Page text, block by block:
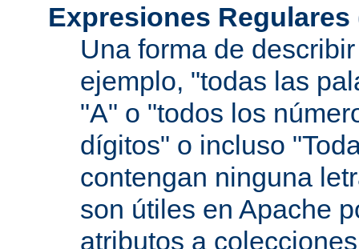
Expresiones Regulares
Una forma de
ejemplo, "todas las
"A" o "todos los
dígitos" o incluso
contengan ninguna
son útiles en Apache
atributos a